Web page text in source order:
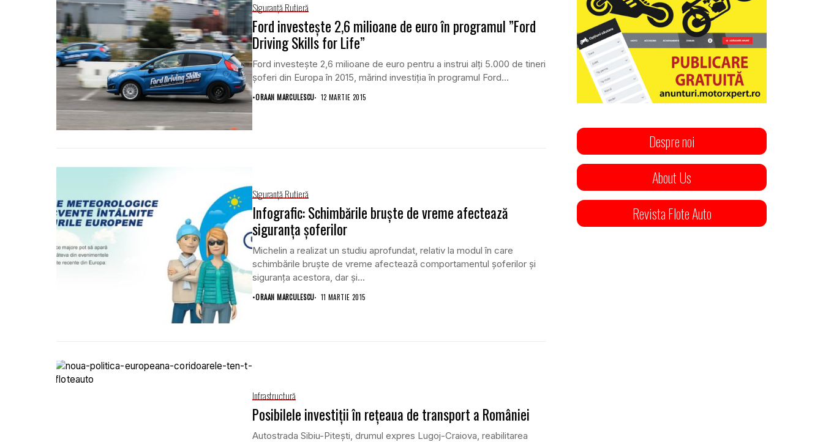
Siguranţă Rutieră
Ford investește 2,6 milioane de euro în programul ”Ford
Driving Skills for Life”
Ford investeşte 2,6 milioane de euro pentru a instrui alţi 5.000 de tineri
şoferi din Europa în 2015, mărind investiţia în programul Ford...
•ORAAN MARCULESCU 12 MARTIE 2015
Siguranţă Rutieră
Infografic: Schimbările bruște de vreme afectează
siguranța șoferilor
Michelin a realizat un studiu aprofundat, relativ la modul în care
schimbările bruște de vreme afectează comportamentul șoferilor și
siguranța acestora, dar și...
•ORAAN MARCULESCU 11 MARTIE 2015
Infrastructură
Posibilele investiţii în reţeaua de transport a României
Autostrada Sibiu-Piteşti, drumul expres Lugoj-Craiova, reabilitarea
Despre noi
About Us
Revista Flote Auto